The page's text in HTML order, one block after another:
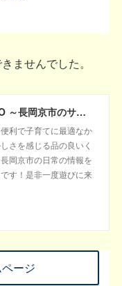
ませんでした。
SENSE NAGAOKAKYO ～長岡京市のサブサイト～
利で子育てに最適なか
さを感じる品の良いく
岡京市の日常の情報を
す！是非一度遊びに来
ージ